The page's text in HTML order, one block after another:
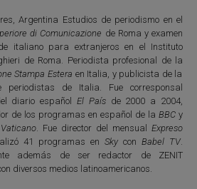
Argentina Estudios de periodismo en el
di Comunicazione de Roma y examen
italiano para extranjeros en el Instituto
de Roma. Periodista profesional de la
Stampa Estera en Italia, y publicista de la
periodistas de Italia. Fue corresponsal
diario españolEl Paísde 2000 a 2004,
de los programas en español de la BBCy
. Fue director del mensualExpreso
41 programas en Skycon Babel TV.
además de ser redactor de ZENIT
diversos medios latinoamericanos.